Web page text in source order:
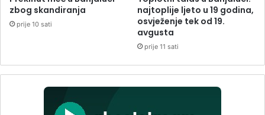
zbog skandiranja
prije 10 sati
najtoplije ljeto u 19 godina,
osvježenje tek od 19.
avgusta
prije 11 sati